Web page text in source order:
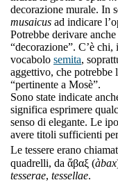
decorazione murale. In
musaicus ad indicare
Potrebbe derivare anche
“decorazione”. C’è
vocabolo semita,
aggettivo, che potrebbe
“pertinente a Mosè”.
Sono state indicate
significa esprimere
senso di elegante. Le
avere titoli sufficienti
Le tessere erano
quadrelli, da ἄβαξ (àbax
tesserae, tessellae.